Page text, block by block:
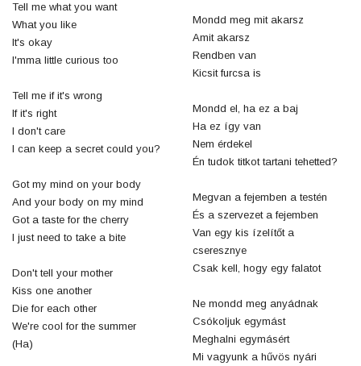
Tell me what you want
What you like
It's okay
I'mma little curious too
Tell me if it's wrong
If it's right
I don't care
I can keep a secret could you?
Got my mind on your body
And your body on my mind
Got a taste for the cherry
I just need to take a bite
Don't tell your mother
Kiss one another
Die for each other
We're cool for the summer
(Ha)
Mondd meg mit akarsz
Amit akarsz
Rendben van
Kicsit furcsa is
Mondd el, ha ez a baj
Ha ez így van
Nem érdekel
Én tudok titkot tartani tehetted?
Megvan a fejemben a testén
És a szervezet a fejemben
Van egy kis ízelítőt a
cseresznye
Csak kell, hogy egy falatot
Ne mondd meg anyádnak
Csókoljuk egymást
Meghalni egymásért
Mi vagyunk a hűvös nyári